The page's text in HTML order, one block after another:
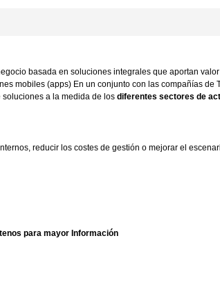
basada en soluciones integrales que aportan
mobiles (apps) En un conjunto con las compañías de
a la medida de los diferentes sectores de
reducir los costes de gestión o mejorar el
para mayor Información